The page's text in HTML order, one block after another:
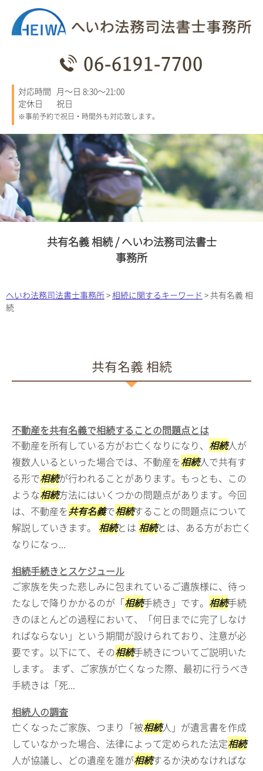
06-6191-7700
対応時間 月～日 8:30～21:00
定休日
祝日
※事前予約で祝日・時間外も対応致します。
共有名義 相続 / へいわ法務司法書士
事務所
へいわ法務司法書士事務所>相続に関するキーワード >共有名義 相
続
共有名義 相続
不動産を共有名義で相続することの問題点とは
不動産を所有している方がお亡くなりになり、 相続人が
複数人いるといった場合では、不動産を相続人で共有す
る形で相続が行われることがあります。もっとも、この
ような相続方法にはいくつかの問題点があります。今回
は、不動産を共有名義で相続することの問題点について
解説していきます。 相続とは 相続とは、ある方がお亡く
なりになっ...
相続手続きとスケジュール
ご家族を失った悲しみに包まれているご遺族様に、待っ
たなしで降りかかるのが「相続手続き」です。 相続手続
きのほとんどの過程において、「何日までに完了しなけ
ればならない」という期間が設けられており、注意が必
要です。以下にて、その相続手続きについてご説明いた
します。 まず、ご家族が亡くなった際、最初に行うべき
手続きは「死...
相続人の調査
亡くなったご家族、つまり「被相続人」が遺言書を作成
していなかった場合、法律によって定められた法定相続
人が協議し、どの遺産を誰が相続するか決めなければな